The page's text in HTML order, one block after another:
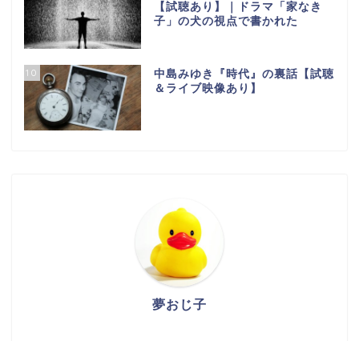
【試聴あり】｜ドラマ「家なき
子」の犬の視点で書かれた
10
中島みゆき『時代』の裏話【試聴
＆ライブ映像あり】
夢おじ子